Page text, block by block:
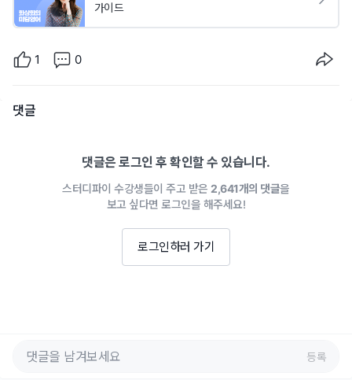
가이드
1 0
댓글
댓글은 로그인 후 확인할 수 있습니다.
스터디파이 수강생들이 주고 받은 2,641개의 댓글을
보고 싶다면 로그인을 해주세요!
로그인하러 가기
등록